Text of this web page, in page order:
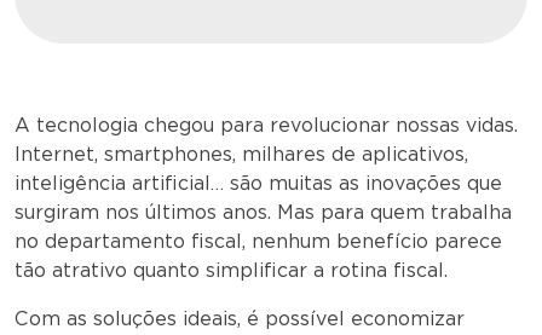
A tecnologia chegou para revolucionar nossas vidas.
Internet, smartphones, milhares de aplicativos,
inteligência artificial… são muitas as inovações que
surgiram nos últimos anos. Mas para quem trabalha
no departamento fiscal, nenhum benefício parece
tão atrativo quanto simplificar a rotina fiscal.
Com as soluções ideais, é possível economizar